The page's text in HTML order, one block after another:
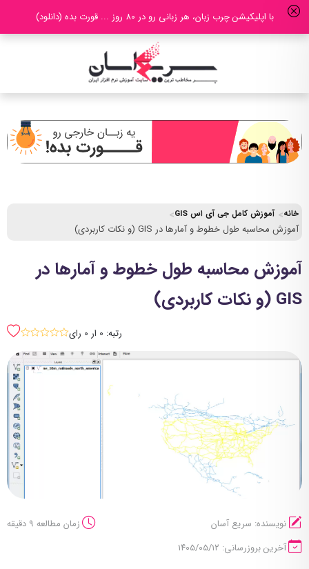
با اپلیکیشن چرب زبان، هر زبانی رو در 80 روز ... قورت بده (دانلود)
خانه آموزش کامل جی آی اس GIS
آموزش محاسبه طول خطوط و آمارها در GIS (و نکات کاربردی)
آموزش محاسبه طول خطوط و آمارها در
GIS (و نکات کاربردی)
رتبه: 0 ار 0 رای sssss
نویسنده: سریع آسان
زمان مطالعه 9 دقیقه
آخرین بروزرسانی: ۱۴۰۵/۰۵/۱۲